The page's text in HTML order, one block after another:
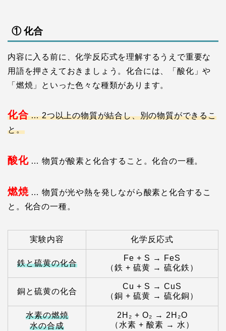
① 化合
内容に入る前に、化学反応式を理解するうえで重要な
用語を押さえておきましょう。化合には、「酸化」や
「燃焼」といった色々な種類があります。
化合… 2つ以上の物質が結合し、別の物質ができるこ
と。
酸化… 物質が酸素と化合すること。化合の一種。
燃焼… 物質が光や熱を発しながら酸素と化合するこ
と。化合の一種。
実験内容 化学反応式
鉄と硫黄の化合
Fe + S → FeS
（鉄 + 硫黄 → 硫化鉄）
銅と硫黄の化合
Cu + S → CuS
（銅 + 硫黄 → 硫化銅）
水素の燃焼
水の合成
2H₂ + O₂ → 2H₂O
（水素 + 酸素 → 水）